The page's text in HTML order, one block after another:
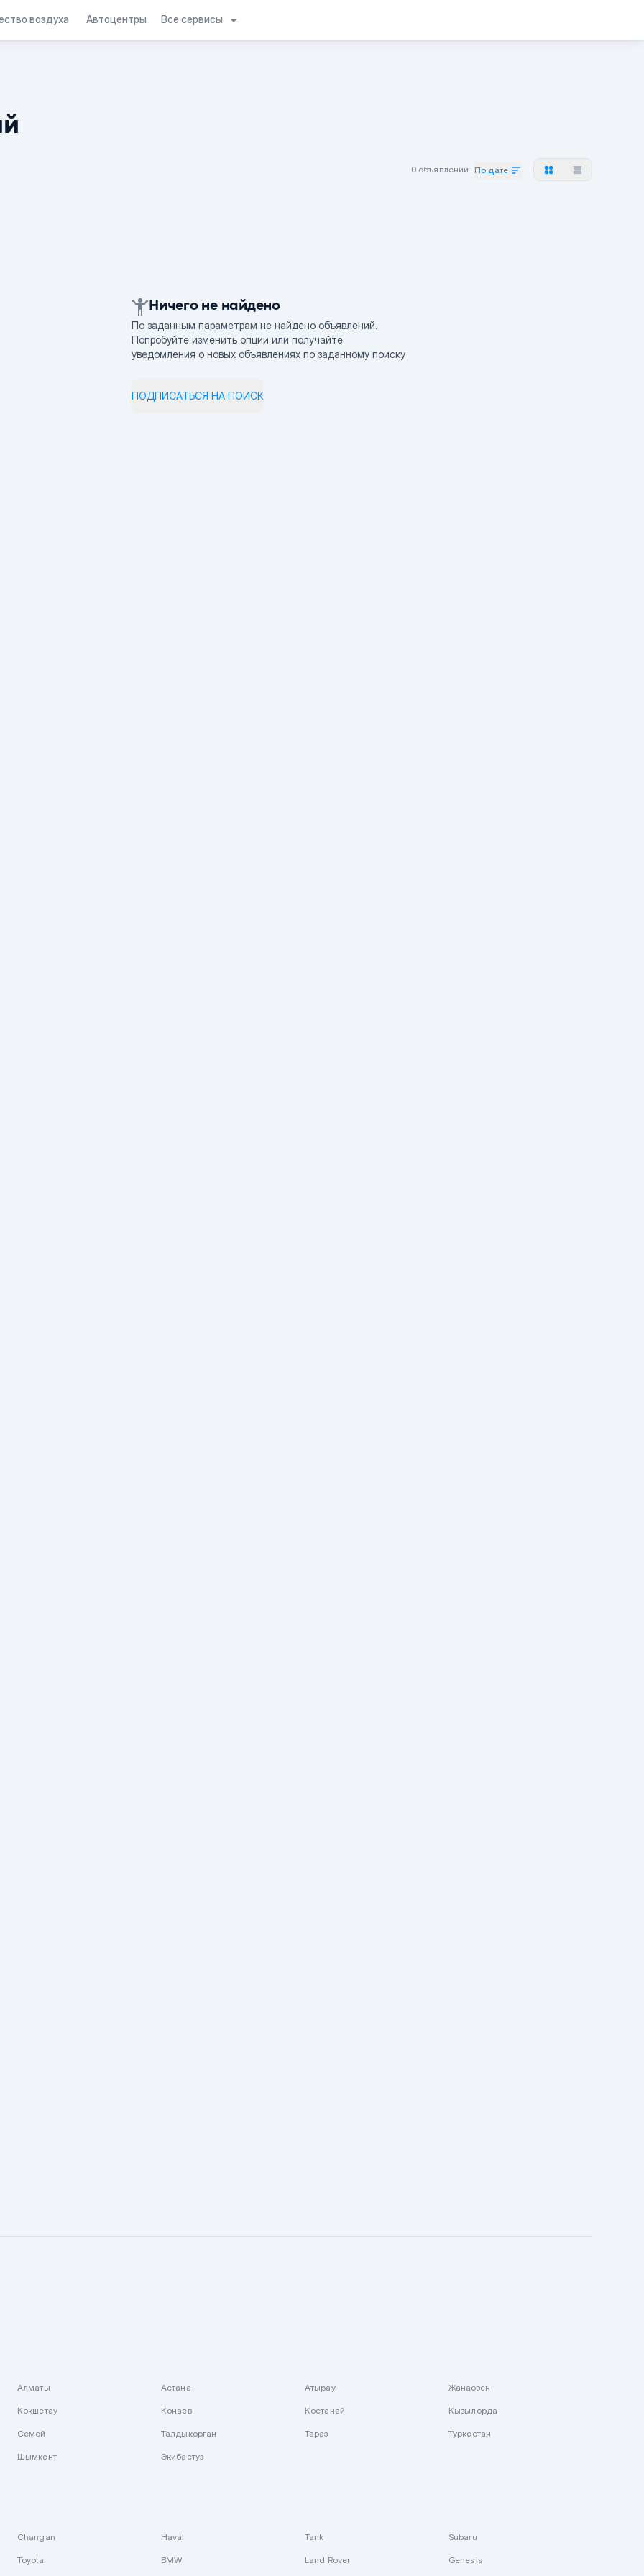
воздуха Автоцентры Все сервисы
0 объявлений По дате
Ничего не найдено
По заданным параметрам не найдено объявлений.
Попробуйте изменить опции или получайте
уведомления о новых объявлениях по заданному поиску
ПОДПИСАТЬСЯ НА ПОИСК
Алматы Астана Атырау Жанаозен
Кокшетау Конаев Костанай Кызылорда
Семей Талдыкорган Тараз Туркестан
Шымкент Экибастуз
Changan Haval Tank Subaru
Toyota BMW Land Rover Genesis